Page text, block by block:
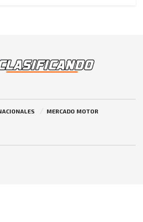
MERCADO MOTOR